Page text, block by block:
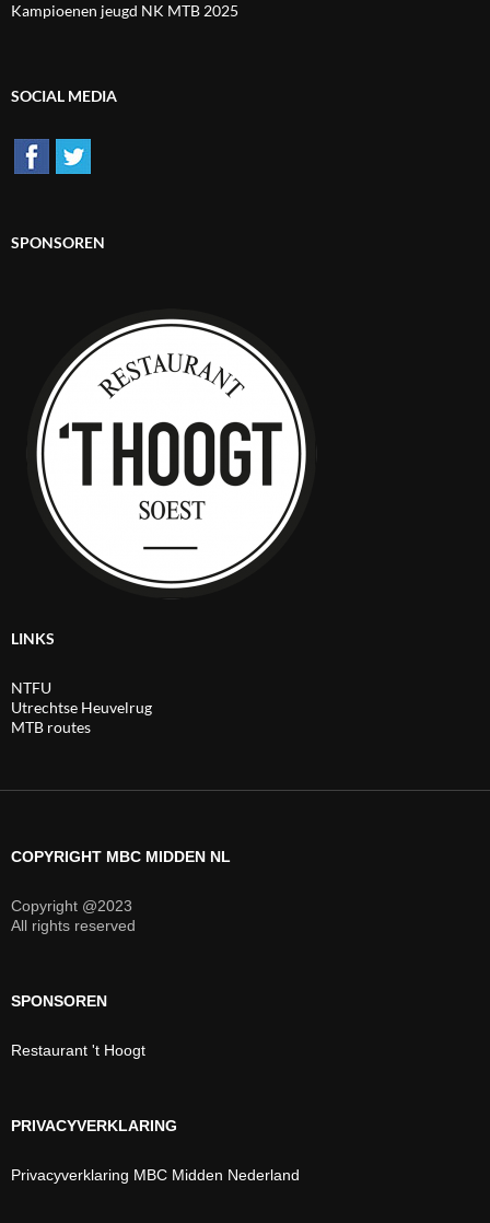
Kampioenen jeugd NK MTB 2025
SOCIAL MEDIA
SPONSOREN
LINKS
NTFU
Utrechtse Heuvelrug
MTB routes
COPYRIGHT MBC MIDDEN NL
Copyright @2023
All rights reserved
SPONSOREN
Restaurant 't Hoogt
PRIVACYVERKLARING
Privacyverklaring MBC Midden Nederland